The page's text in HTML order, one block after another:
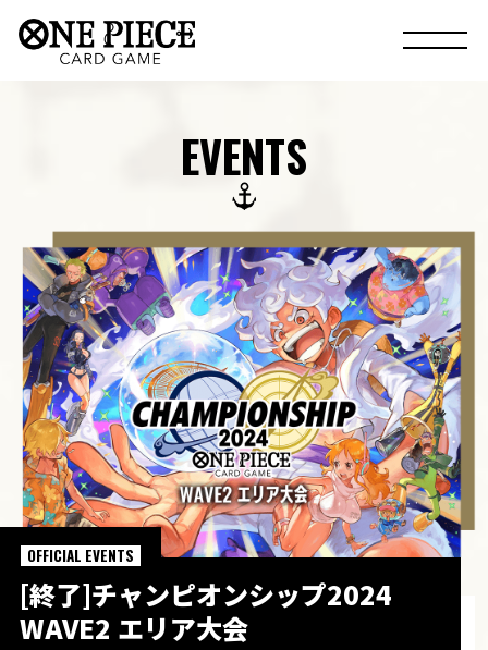
EVENTS
[終了]チャンピオンシップ2024
WAVE2 エリア大会
OFFICIAL EVENTS